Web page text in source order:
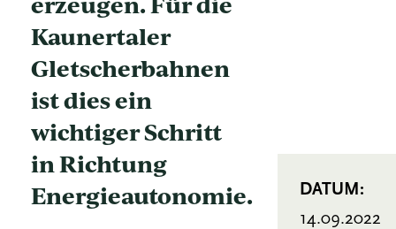
Kaunertaler
Gletscherbahnen
ist dies ein
wichtiger Schritt
in Richtung
Energieautonomie.
DATUM:
14.09.2022